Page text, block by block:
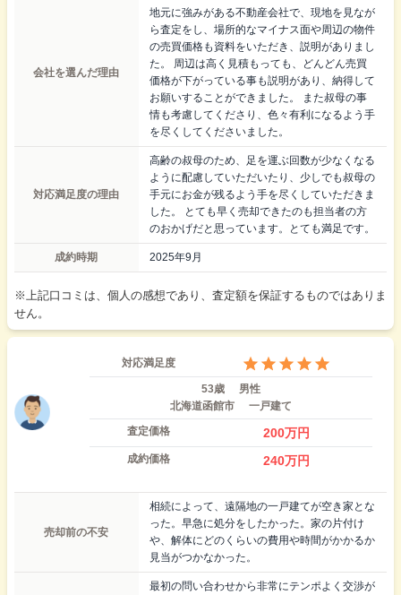
会社を選んだ理由
地元に強みがある不動産会社で、現地を見なが
ら査定をし、場所的なマイナス面や周辺の物件
の売買価格も資料をいただき、説明がありまし
た。 周辺は高く見積もっても、どんどん売買
価格が下がっている事も説明があり、納得して
お願いすることができました。 また叔母の事
情も考慮してくださり、色々有利になるよう手
を尽くしてくださいました。
対応満足度の理由
高齢の叔母のため、足を運ぶ回数が少なくなる
ように配慮していただいたり、少しでも叔母の
手元にお金が残るよう手を尽くしていただきま
した。 とても早く売却できたのも担当者の方
のおかげだと思っています。とても満足です。
成約時期 2025年9月
※上記口コミは、個人の感想であり、査定額を保証するものではありま
せん。
対応満足度
53歳
男性
北海道函館市
一戸建て
査定価格
200万円
成約価格 240万円
売却前の不安
相続によって、遠隔地の一戸建てが空き家とな
った。早急に処分をしたかった。家の片付け
や、解体にどのくらいの費用や時間がかかるか
見当がつかなかった。
最初の問い合わせから非常にテンポよく交渉が